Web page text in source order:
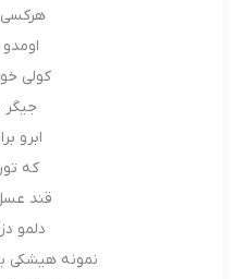
کولی
جیگر
ابرو
که
قند
دلمو
نمونه هیشکی